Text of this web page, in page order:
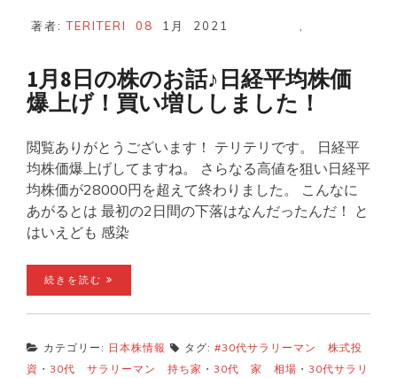
著者:TERITERI 08 1月 2021
1月8日の株のお話♪日経平均株価
爆上げ！買い増ししました！
閲覧ありがとうございます！ テリテリです。 日経平
均株価爆上げしてますね。 さらなる高値を狙い日経平
均株価が28000円を超えて終わりました。 こんなに
あがるとは 最初の2日間の下落はなんだったんだ！ と
はいえども 感染
続きを読む
カテゴリー: 日本株情報 タグ: #30代サラリーマン 株式投
資 ・ 30代 サラリーマン 持ち家 ・ 30代 家 相場 ・ 30代サラリ